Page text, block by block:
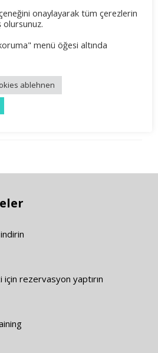
2026
için rezervasyon yaptırın
onaylayarak tüm çerezlerin
olursunuz.
menü öğesi altında
ablehnen